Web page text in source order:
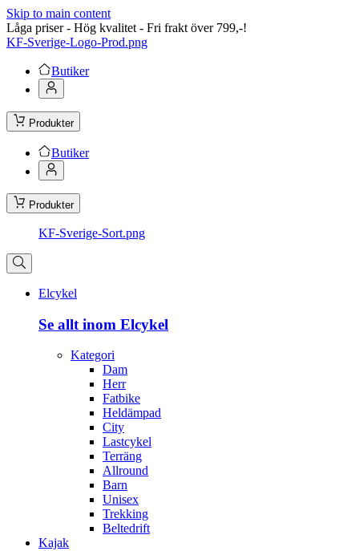
Skip to main content
Låga priser - Hög kvalitet - Fri frakt över 799,-!
KF-Sverige-Logo-Prod.png
Butiker
Produkter
Butiker
Produkter
KF-Sverige-Sort.png
Elcykel
Se allt inom Elcykel
Kategori
Dam
Herr
Fatbike
Heldämpad
City
Lastcykel
Terräng
Allround
Barn
Unisex
Trekking
Beltedrift
Kajak